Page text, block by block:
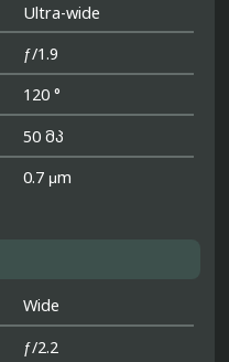
Ultra-wide
ƒ/1.9
120 °
50 მპ
0.7 μm
Wide
ƒ/2.2